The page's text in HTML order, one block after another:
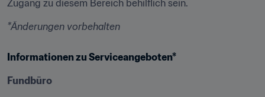
Zugang zu diesem Bereich behilflich sein.
*Änderungen vorbehalten
Informationen zu Serviceangeboten*
Fundbüro